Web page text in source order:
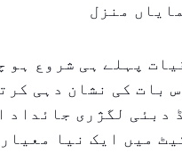
منزل
پہلے ہی شروع ہو
بات کی نشان دہی
دبئی لگژری جائداد
میں ایک نیا